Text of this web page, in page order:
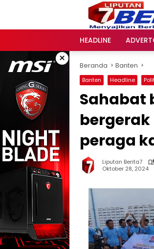
HEADLINE
× Beranda Banten
Banten Headline
Sahabat
peraga
Liputan Berita7
Oktober 28, 2024